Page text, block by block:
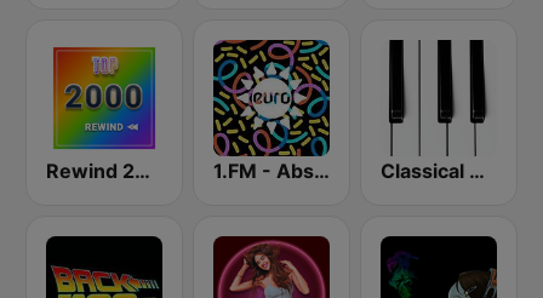
Rewind 2000's 1.FM - Absolute Trance Classical Horizon Radio (International)